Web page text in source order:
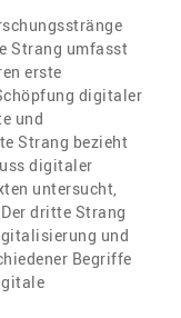
Strang umfasst
erste
digitaler
und
Strang bezieht
digitaler
untersucht,
dritte Strang
und
Begriffe